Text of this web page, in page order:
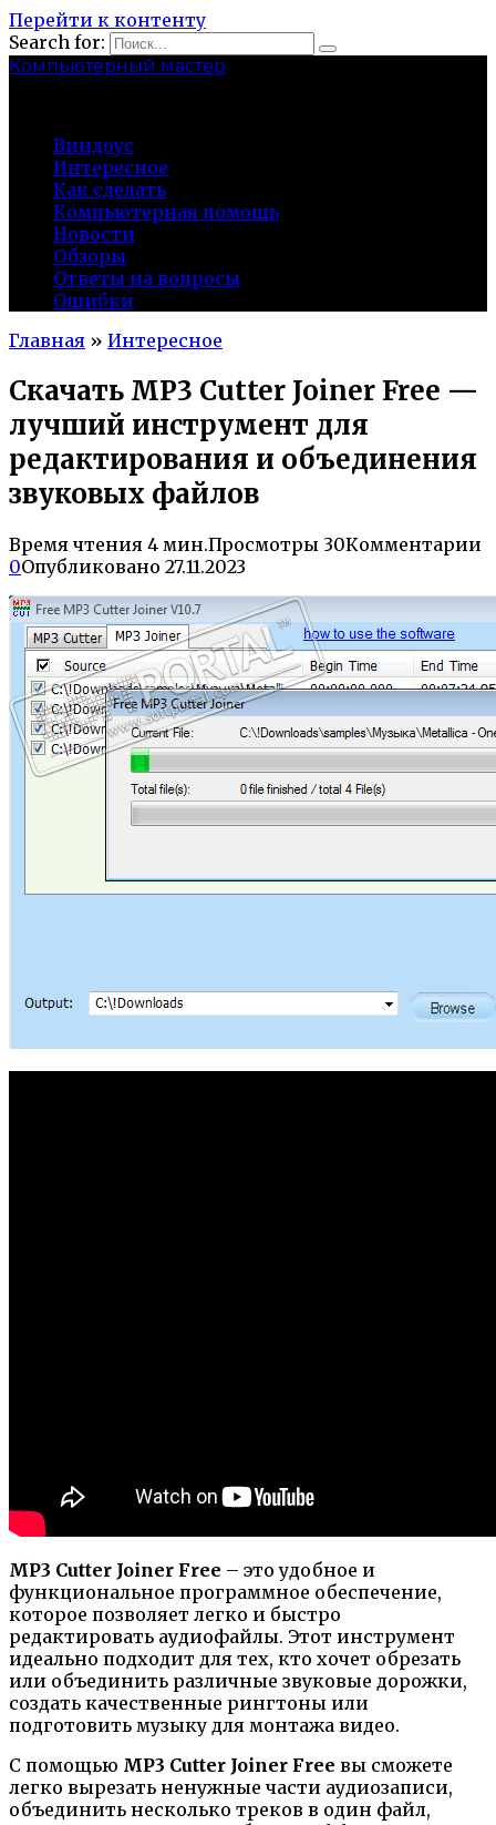
Перейти к контенту
Search for:
Компьютерный мастер
Виндоус
Интересное
Как сделать
Компьютерная помощь
Новости
Обзоры
Ответы на вопросы
Ошибки
Главная » Интересное
Скачать MP3 Cutter Joiner Free —
лучший инструмент для
редактирования и объединения
звуковых файлов
Время чтения 4 мин.Просмотры 30Комментарии
0Опубликовано 27.11.2023
MP3 Cutter Joiner Free – это удобное и
функциональное программное обеспечение,
которое позволяет легко и быстро
редактировать аудиофайлы. Этот инструмент
идеально подходит для тех, кто хочет обрезать
или объединить различные звуковые дорожки,
создать качественные рингтоны или
подготовить музыку для монтажа видео.
С помощью MP3 Cutter Joiner Free вы сможете
легко вырезать ненужные части аудиозаписи,
объединить несколько треков в один файл,